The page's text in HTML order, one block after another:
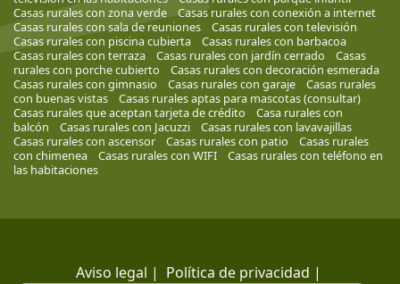
Casas rurales con zona verde
Casas rurales con conexión a internet
Casas rurales con sala de reuniones
Casas rurales con televisión
Casas rurales con piscina cubierta
Casas rurales con barbacoa
Casas rurales con terraza
Casas rurales con jardín cerrado
Casas
rurales con porche cubierto
Casas rurales con decoración esmerada
Casas rurales con gimnasio
Casas rurales con garaje
Casas rurales
con buenas vistas
Casas rurales aptas para mascotas (consultar)
Casas rurales que aceptan tarjeta de crédito
Casa rurales con
balcón
Casas rurales con Jacuzzi
Casas rurales con lavavajillas
Casas rurales con ascensor
Casas rurales con patio
Casas rurales
con chimenea
Casas rurales con WIFI
Casas rurales con teléfono en
las habitaciones
Aviso legal | Política de privacidad |